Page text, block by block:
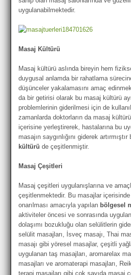
uygulanabilmektedir.
Masaj Kültürü
Masaj kültürü aslında bireyin hem
duygusal anlamda bir rahatlama
düşünceler yakalamasını amaç
da bir getirisi olarak bu masaj kültürü
problemlerinin giderilmesi için de
zamanlarda doktorların da masaj
içerisine yerleştirerek, hastalarına bu
masajın saygınlığını giderek
kültürü de çeşitlenmiştir.
Masaj Çeşitleri
Masaj çeşitleri uygulanışlarına ve
çeşitlenmektedir. Bu masajlar
onarılması amacıyla yapılan bölgesel
aktiviteler öncesi ve sonrasında
dolaşımı bozukluğu olan selülitlerin
selülit masajları, İsveç masajı, Thai
masajı gibi yöresel masajlar, çeşitli
uygulanan taş masajları, aromarelax
masajları ve aromaterapi masajları,
terapi masajları gibi çok sayıda masaj